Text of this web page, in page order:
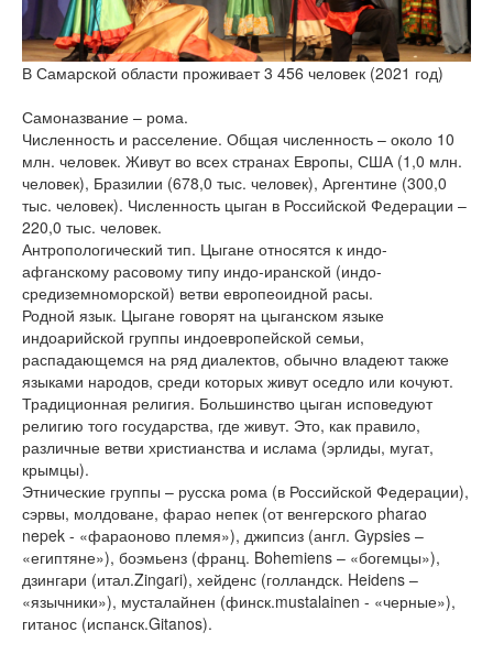
версии сайта
В Самарской области проживает 3 456 человек (2021 год)
Самоназвание – рома.
Численность и расселение. Общая численность – около 10
млн. человек. Живут во всех странах Европы, США (1,0 млн.
человек), Бразилии (678,0 тыс. человек), Аргентине (300,0
тыс. человек). Численность цыган в Российской Федерации –
220,0 тыс. человек.
Антропологический тип. Цыгане относятся к индо-
афганскому расовому типу индо-иранской (индо-
средиземноморской) ветви европеоидной расы.
Родной язык. Цыгане говорят на цыганском языке
индоарийской группы индоевропейской семьи,
распадающемся на ряд диалектов, обычно владеют также
языками народов, среди которых живут оседло или кочуют.
Традиционная религия. Большинство цыган исповедуют
религию того государства, где живут. Это, как правило,
различные ветви христианства и ислама (эрлиды, мугат,
крымцы).
Этнические группы – русска рома (в Российской Федерации),
сэрвы, молдоване, фарао непек (от венгерского pharao
nepek - «фараоново племя»), джипсиз (англ. Gypsies –
«египтяне»), боэмьенз (франц. Bohemiens – «богемцы»),
дзингари (итал.Zingari), хейденс (голландск. Heidens –
«язычники»), мусталайнен (финск.mustalainen - «черные»),
гитанос (испанск.Gitanos).